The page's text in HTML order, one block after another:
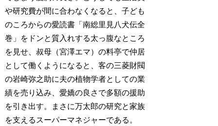
や研究費が間に合わなくなると、子ども
のころからの愛読書「南総里見八犬伝全
巻」をドンと質入れする太っ腹なところ
を見せ、叔母（宮澤エマ）の料亭で仲居
として働くようになると、客の三菱財閥
の岩崎弥之助に夫の植物学者としての業
績を売り込み、愛嬌の良さで多額の援助
を引き出す。まさに万太郎の研究と家族
を支えるスーパーマネジャーである。